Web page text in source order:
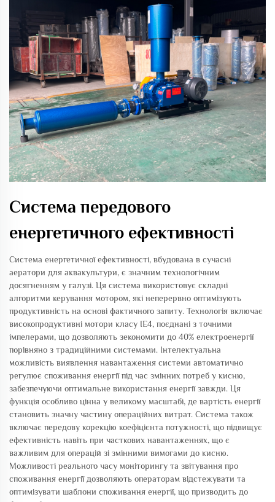
Система передового
енергетичного ефективності
Система енергетичної ефективності, вбудована в сучасні
аератори для аквакультури, є значним технологічним
досягненням у галузі. Ця система використовує складні
алгоритми керування мотором, які неперервно оптимізують
продуктивність на основі фактичного запиту. Технологія включає
високопродуктивні мотори класу IE4, поєднані з точними
імпелерами, що дозволяють зекономити до 40% електроенергії
порівняно з традиційними системами. Інтелектуальна
можливість виявлення навантаження системи автоматично
регулює споживання енергії під час змінних потреб у кисню,
забезпечуючи оптимальне використання енергії завжди. Ця
функція особливо цінна у великому масштабі, де вартість енергії
становить значну частину операційних витрат. Система також
включає передову корекцію коефіцієнта потужності, що підвищує
ефективність навіть при часткових навантаженнях, що є
важливим для операцій зі змінними вимогами до кисню.
Можливості реального часу моніторингу та звітування про
споживання енергії дозволяють операторам відстежувати та
оптимізувати шаблони споживання енергії, що призводить до